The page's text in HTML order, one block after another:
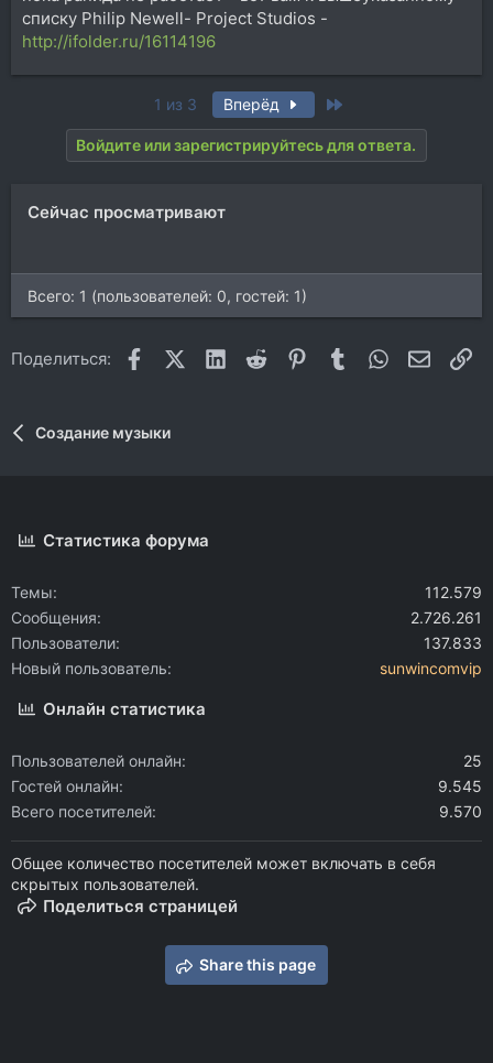
списку Philip Newell- Project Studios -
http://ifolder.ru/16114196
1 из 3 Вперёд
Войдите или зарегистрируйтесь для ответа.
Сейчас просматривают
Всего: 1 (пользователей: 0, гостей: 1)
Поделиться: FacebookX (Twitter)
LinkedIn
Reddit Pinterest
Tumblr WhatsApp
Создание музыки
Статистика форума
Темы
112.579
Сообщения
2.726.261
Пользователи
137.833
Новый пользователь
sunwincomvip
Онлайн статистика
Пользователей онлайн
25
Гостей онлайн
9.545
Всего посетителей
9.570
Общее количество посетителей может включать в себя
скрытых пользователей.
Поделиться страницей
Share this page